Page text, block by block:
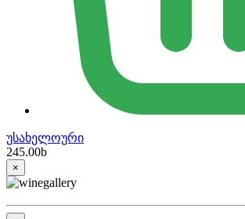
უსახელოური
245.00b
×